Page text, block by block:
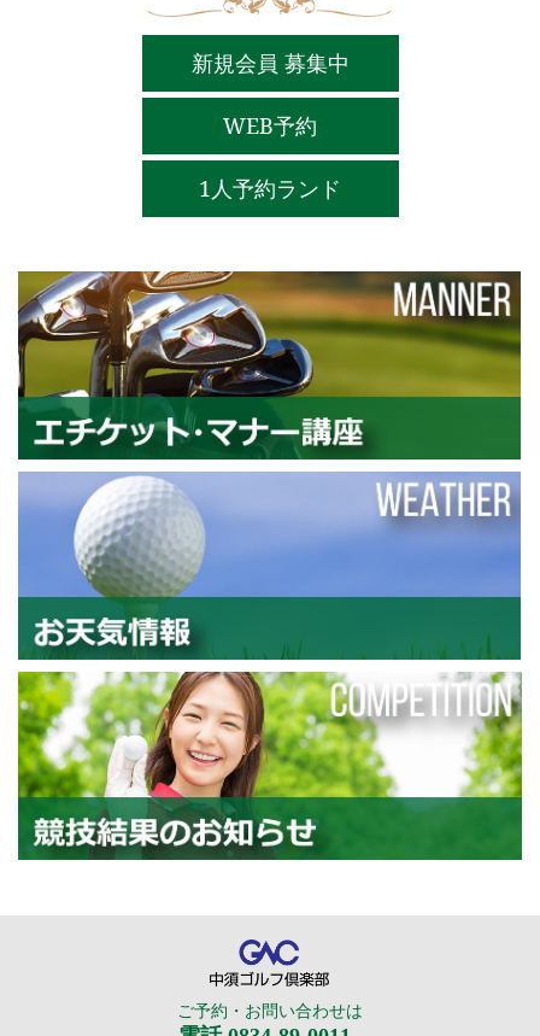
新規会員 募集中
WEB予約
1人予約ランド
ご予約・お問い合わせは